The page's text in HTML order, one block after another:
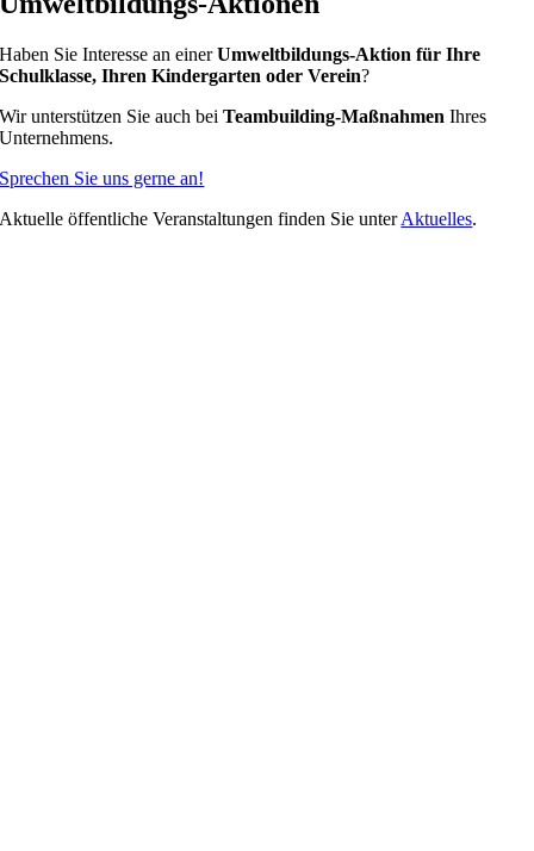
Haben Sie Interesse an einerUmweltbildungs-Aktion für Ihre
Schulklasse, Ihren Kindergarten oder Verein?
Wir unterstützen Sie auch beiTeambuilding-Maßnahmen Ihres
Unternehmens.
Sprechen Sie uns gerne an!
Aktuelle öffentliche Veranstaltungen finden Sie unterAktuelles.